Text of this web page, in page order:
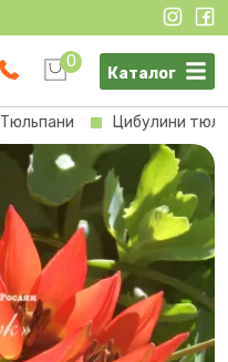
0
Каталог
Тюльпани Цибулини